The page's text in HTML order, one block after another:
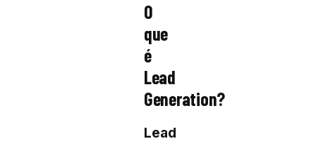
O
que
é
Lead
Generation?
Lead